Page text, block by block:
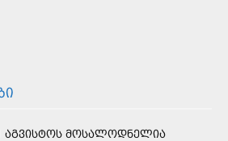
ᲐᲒᲕᲘᲡᲢᲝᲡ ᲛᲝᲡᲐᲚᲝᲓᲜᲔᲚᲘᲐ